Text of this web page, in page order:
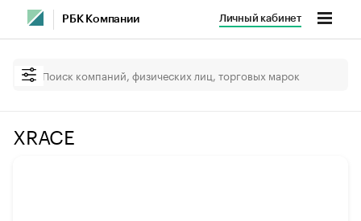
РБК Компании Личный кабинет
XRACE